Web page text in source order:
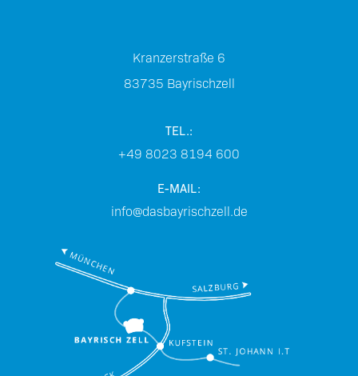
Kranzerstraße 6
83735 Bayrischzell
TEL.:
+49 8023 8194 600
E-MAIL:
info@dasbayrischzell.de